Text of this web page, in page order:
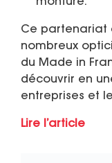
Ce partenariat
nombreux
du Made in
découvrir en
entreprises et
Lire l’article